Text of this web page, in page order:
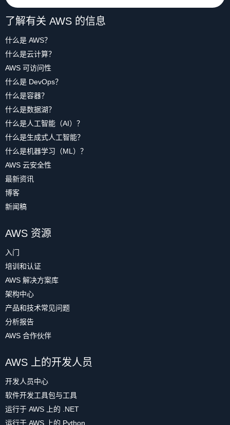
了解有关 AWS 的信息
什么是 AWS？
什么是云计算？
AWS 可访问性
什么是 DevOps？
什么是容器？
什么是数据湖？
什么是人工智能（AI）？
什么是生成式人工智能？
什么是机器学习（ML）？
AWS 云安全性
最新资讯
博客
新闻稿
AWS 资源
入门
培训和认证
AWS 解决方案库
架构中心
产品和技术常见问题
分析报告
AWS 合作伙伴
AWS 上的开发人员
开发人员中心
软件开发工具包与工具
运行于 AWS 上的 .NET
运行于 AWS 上的 Python